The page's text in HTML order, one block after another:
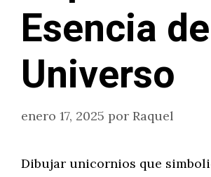
Esencia
Universo
enero 17, 2025 por Raquel
Dibujar unicornios que